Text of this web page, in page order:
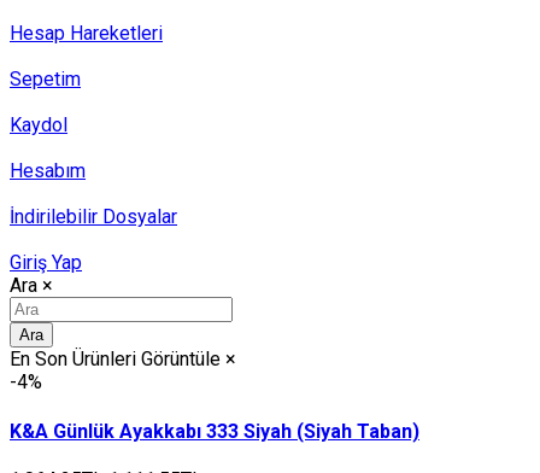
Hesap Hareketleri
Sepetim
Kaydol
Hesabım
İndirilebilir Dosyalar
Giriş Yap
Ara ×
Ara
En Son Ürünleri Görüntüle ×
-4%
K&A Günlük Ayakkabı 333 Siyah (Siyah Taban)